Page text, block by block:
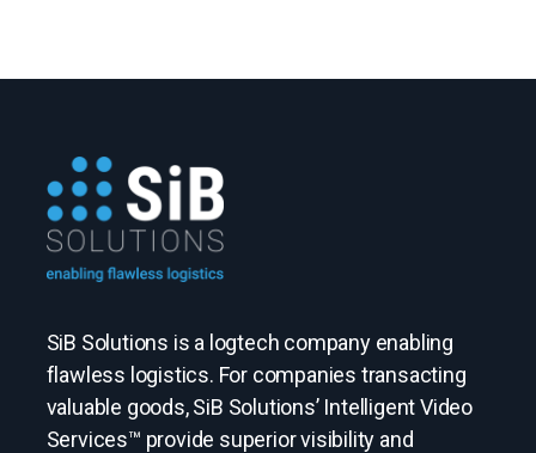
SiB Solutions is a logtech company enabling
flawless logistics. For companies transacting
valuable goods, SiB Solutions’ Intelligent Video
Services™ provide superior visibility and